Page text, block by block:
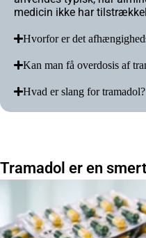
medicin ikke har
Hvorfor er det
Kan man få overdosis af
Hvad er slang for tramadol?
Tramadol er en